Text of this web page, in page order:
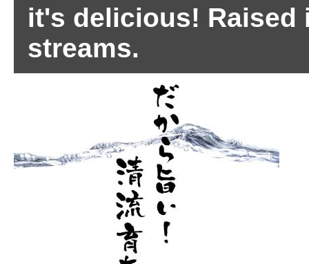
it's delicious! Raised
streams.